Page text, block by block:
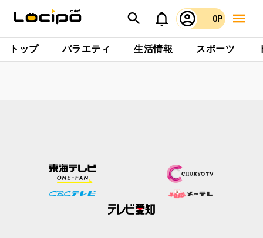
0P
トップ バラエティ 生活情報 スポーツ